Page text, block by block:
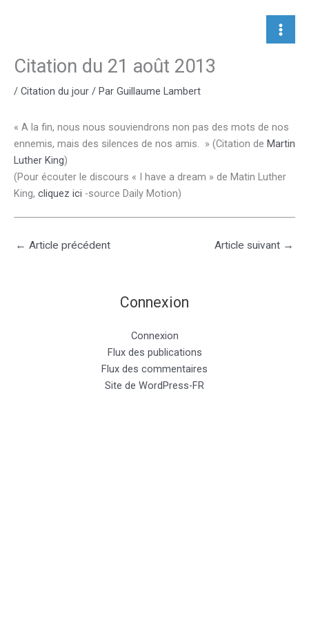
Citation du 21 août 2013
/ Citation du jour / Par Guillaume Lambert
« A la fin, nous nous souviendrons non pas des mots de nos
ennemis, mais des silences de nos amis. » (Citation de Martin
Luther King)
(Pour écouter le discours « I have a dream » de Matin Luther
King, cliquez ici -source Daily Motion)
← Article précédent Article suivant →
Connexion
Connexion
Flux des publications
Flux des commentaires
Site de WordPress-FR